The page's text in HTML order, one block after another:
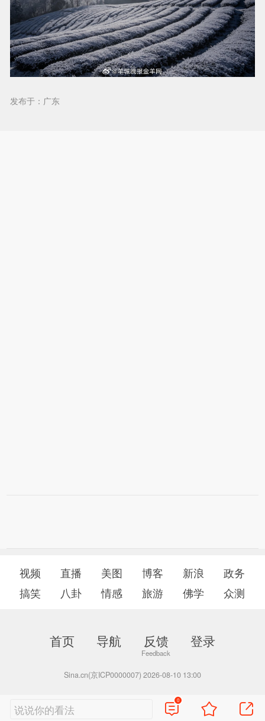
发布于：广东
视频 直播 美图 博客 新浪
政务
搞笑
八卦 情感 旅游 佛学 众测
首页 导航 反馈 登录
Sina.cn(京ICP0000007) 2026-08-10 13:00
说说你的看法
0